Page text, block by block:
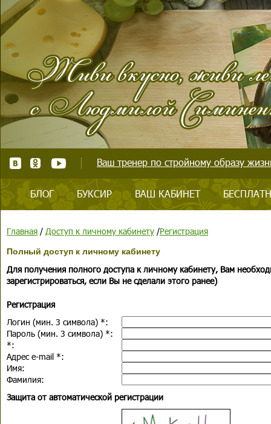
Ваш тренер по стройному образу
БЛОГ БУКСИР ВАШ КАБИНЕТ
Главная / Доступ к личному кабинету /Регистрация
Полный доступ к личному кабинету
Для получения полного доступа к личному кабинету, Вам
зарегистрироваться, если Вы не сделали этого ранее)
Регистрация
Логин (мин. 3 символа) *:
Пароль (мин. 3 символа) *:
*:
Адрес e-mail *:
Имя:
Фамилия:
Защита от автоматической регистрации